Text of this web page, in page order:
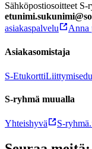
Sähköpostiosoitteet S-
asiakaspalvelu
Anna
Asiakasomistaja
S-Etukortti
S-ryhmä muualla
Yhteishyvä S-